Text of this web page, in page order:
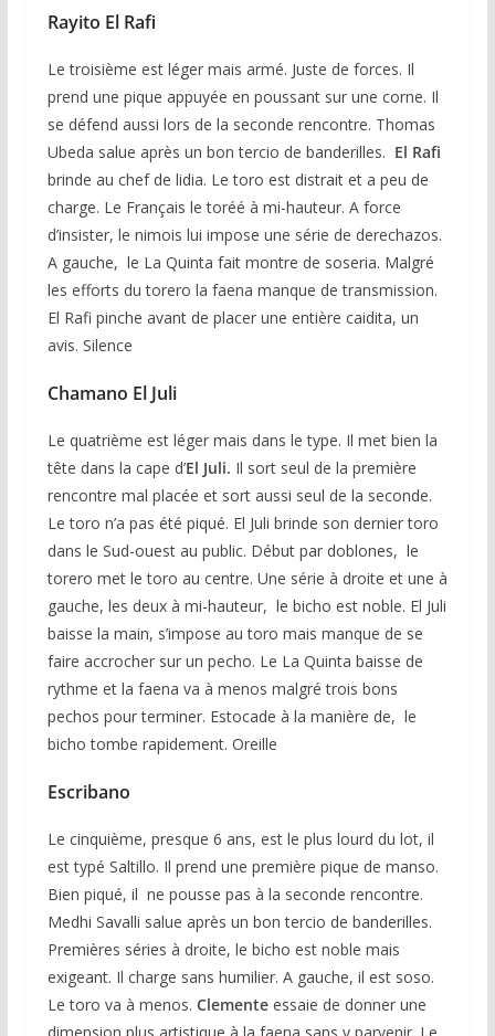
Rayito El Rafi
Le troisième est léger mais armé. Juste de forces. Il
prend une pique appuyée en poussant sur une corne. Il
se défend aussi lors de la seconde rencontre. Thomas
Ubeda salue après un bon tercio de banderilles. El Rafi
brinde au chef de lidia. Le toro est distrait et a peu de
charge. Le Français le toréé à mi-hauteur. A force
d’insister, le nimois lui impose une série de derechazos.
A gauche, le La Quinta fait montre de soseria. Malgré
les efforts du torero la faena manque de transmission.
El Rafi pinche avant de placer une entière caidita, un
avis. Silence
Chamano El Juli
Le quatrième est léger mais dans le type. Il met bien la
tête dans la cape d’El Juli. Il sort seul de la première
rencontre mal placée et sort aussi seul de la seconde.
Le toro n’a pas été piqué. El Juli brinde son dernier toro
dans le Sud-ouest au public. Début par doblones, le
torero met le toro au centre. Une série à droite et une à
gauche, les deux à mi-hauteur, le bicho est noble. El Juli
baisse la main, s’impose au toro mais manque de se
faire accrocher sur un pecho. Le La Quinta baisse de
rythme et la faena va à menos malgré trois bons
pechos pour terminer. Estocade à la manière de, le
bicho tombe rapidement. Oreille
Escribano
Le cinquième, presque 6 ans, est le plus lourd du lot, il
est typé Saltillo. Il prend une première pique de manso.
Bien piqué, il ne pousse pas à la seconde rencontre.
Medhi Savalli salue après un bon tercio de banderilles.
Premières séries à droite, le bicho est noble mais
exigeant. Il charge sans humilier. A gauche, il est soso.
Le toro va à menos. Clementeessaie de donner une